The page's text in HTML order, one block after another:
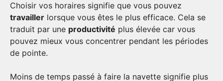
Choisir vos horaires signifie que vous pouvez
travailler lorsque vous êtes le plus efficace. Cela se
traduit par une productivité plus élevée car vous
pouvez mieux vous concentrer pendant les périodes
de pointe.
Moins de temps passé à faire la navette signifie plus